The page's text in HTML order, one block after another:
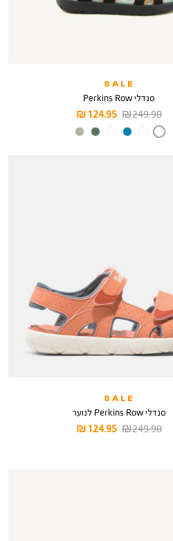
SALE
סנדלי Perkins Row
מחיר
מוצר
124.95 ₪
מחיר
רגיל
249.90 ₪
BLACK
SALE
סנדלי Perkins Row לנוער
מחיר
124.95 ₪
מחיר
249.90 ₪